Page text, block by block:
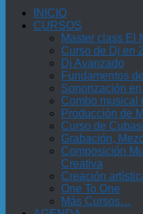
INICIO
CURSOS
Master class El
Curso de Dj en
Dj Avanzado
Fundamentos
Sonorización
Combo musical
Producción de
Curso de
Grabación,
Composición
Creativa
Creación
One To One
Más Cursos…